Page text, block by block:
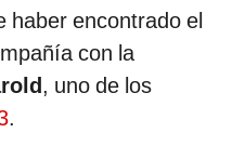
haber encontrado el
con la
, uno de los
.